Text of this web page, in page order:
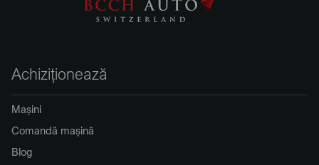
Achiziționează
Mașini
Comandă mașină
Blog